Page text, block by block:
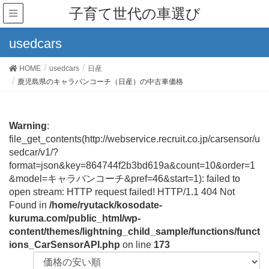
子育て世代の車選び
usedcars
HOME usedcars
日産
鹿児島県のキャラバンコーチ（日産）の中古車価格
Warning:
file_get_contents(http://webservice.recruit.co.jp/carsensor/u
sedcar/v1/?
format=json&key=864744f2b3bd619a&count=10&order=1
&model=キャラバンコーチ&pref=46&start=1): failed to
open stream: HTTP request failed! HTTP/1.1 404 Not
Found in /home/ryutack/kosodate-
kuruma.com/public_html/wp-
content/themes/lightning_child_sample/functions/funct
ions_CarSensorAPI.php on line 173